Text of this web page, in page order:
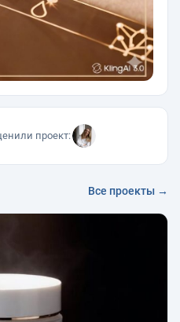
проект:
Все проекты →